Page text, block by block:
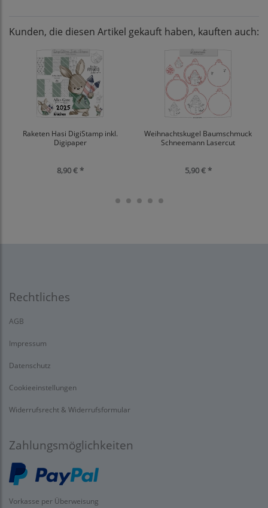
Kunden, die diesen Artikel gekauft haben, kauften auch:
Raketen Hasi DigiStamp inkl.
Digipaper
8,90 € *
Weihnachtskugel Baumschmuck
Schneemann Lasercut
5,90 € *
Rechtliches
AGB
Impressum
Datenschutz
Cookieeinstellungen
Widerrufsrecht & Widerrufsformular
Zahlungsmöglichkeiten
Vorkasse per Überweisung